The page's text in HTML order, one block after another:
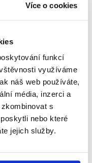
Více o cookies
funkcí
využíváme
náš web používáte,
média, inzerci a
s
nebo které
jejich služby.
a analýz.
tak
a
šíří.